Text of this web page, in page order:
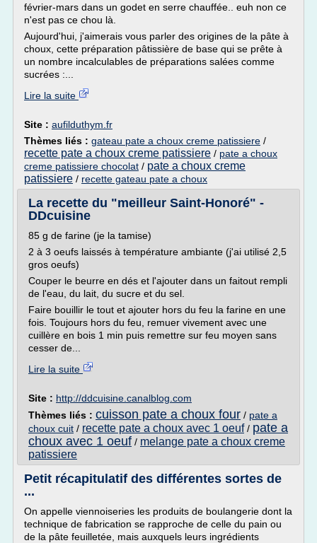
février-mars dans un godet en serre chauffée.. euh non ce
n'est pas ce chou là.
Aujourd'hui, j'aimerais vous parler des origines de la pâte à
choux, cette préparation pâtissière de base qui se prête à
un nombre incalculables de préparations salées comme
sucrées :...
Lire la suite
Site : aufilduthym.fr
Thèmes liés : gateau pate a choux creme patissiere /
recette pate a choux creme patissiere / pate a choux
creme patissiere chocolat / pate a choux creme
patissiere / recette gateau pate a choux
La recette du "meilleur Saint-Honoré" -
DDcuisine
85 g de farine (je la tamise)
2 à 3 oeufs laissés à température ambiante (j'ai utilisé 2,5
gros oeufs)
Couper le beurre en dés et l'ajouter dans un faitout rempli
de l'eau, du lait, du sucre et du sel.
Faire bouillir le tout et ajouter hors du feu la farine en une
fois. Toujours hors du feu, remuer vivement avec une
cuillère en bois 1 min puis remettre sur feu moyen sans
cesser de...
Lire la suite
Site : http://ddcuisine.canalblog.com
Thèmes liés : cuisson pate a choux four / pate a
choux cuit / recette pate a choux avec 1 oeuf/ pate a
choux avec 1 oeuf / melange pate a choux creme
patissiere
Petit récapitulatif des différentes sortes de
...
On appelle viennoiseries les produits de boulangerie dont la
technique de fabrication se rapproche de celle du pain ou
de la pâte feuilletée, mais auxquels leurs ingrédients